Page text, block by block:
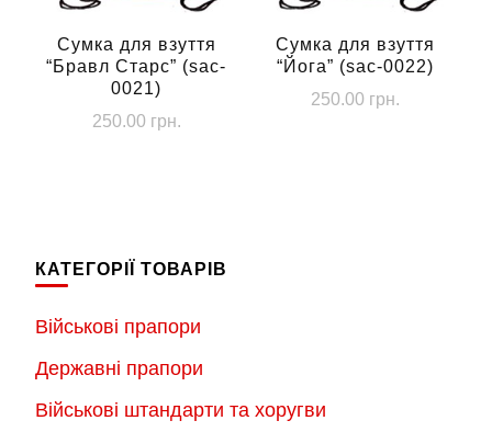
Сумка для взуття
“Бравл Старс” (sac-
0021)
250.00 грн.
Сумка для взуття
“Йога” (sac-0022)
250.00 грн.
КАТЕГОРІЇ ТОВАРІВ
Військові прапори
Державні прапори
Військові штандарти та хоругви